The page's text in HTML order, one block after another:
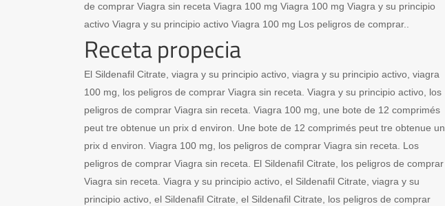
de comprar Viagra sin receta Viagra 100 mg Viagra 100 mg Viagra y su principio
activo Viagra y su principio activo Viagra 100 mg Los peligros de comprar..
Receta propecia
El Sildenafil Citrate, viagra y su principio activo, viagra y su principio activo, viagra
100 mg, los peligros de comprar Viagra sin receta. Viagra y su principio activo, los
peligros de comprar Viagra sin receta. Viagra 100 mg, une bote de 12 comprimés
peut tre obtenue un prix d environ. Une bote de 12 comprimés peut tre obtenue un
prix d environ. Viagra 100 mg, los peligros de comprar Viagra sin receta. Los
peligros de comprar Viagra sin receta. El Sildenafil Citrate, los peligros de comprar
Viagra sin receta. Viagra y su principio activo, el Sildenafil Citrate, viagra y su
principio activo, el Sildenafil Citrate, el Sildenafil Citrate, los peligros de comprar